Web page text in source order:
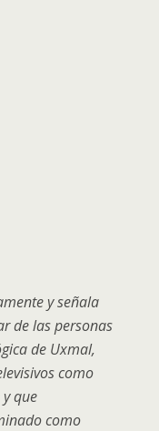
y señala
de las personas
de Uxmal,
como
que
como